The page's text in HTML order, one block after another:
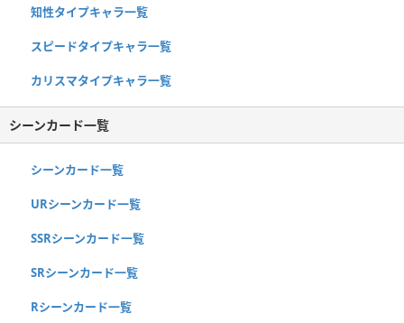
知性タイプキャラ一覧
スピードタイプキャラ一覧
カリスマタイプキャラ一覧
シーンカード一覧
シーンカード一覧
URシーンカード一覧
SSRシーンカード一覧
SRシーンカード一覧
Rシーンカード一覧